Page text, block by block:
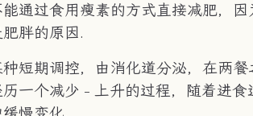
通过食用瘦素的方式直接减肥，因
胖的原因.
短期调控，由消化道分泌，在两餐
一个减少 - 上升的过程，随着进食